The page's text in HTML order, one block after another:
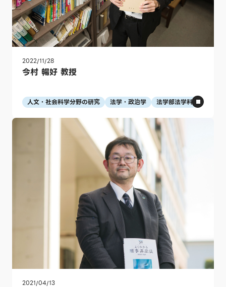
2022/11/28
今村 暢好 教授
人文・社会科学分野の研究 法学・政治学 法学部法学科
2021/04/13